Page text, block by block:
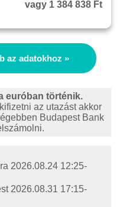
vagy 1 384 838 Ft
az adatokhoz »
euróban történik.
az utazást akkor
Budapest Bank
2026.08.24 12:25-
2026.08.31 17:15-